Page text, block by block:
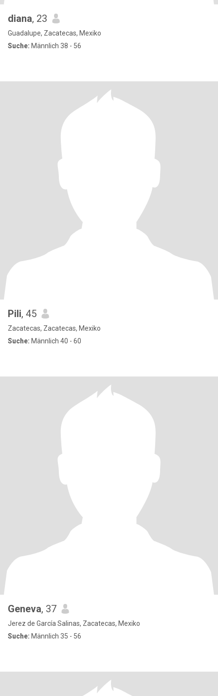
diana, 23
Guadalupe, Zacatecas, Mexiko
Suche: Männlich 38 - 56
Pili, 45
Zacatecas, Zacatecas, Mexiko
Suche: Männlich 40 - 60
Geneva, 37
Jerez de García Salinas, Zacatecas, Mexiko
Suche: Männlich 35 - 56